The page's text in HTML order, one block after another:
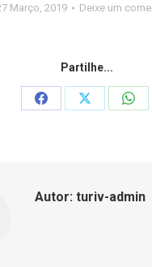
Março, 2019
Deixe um
Partilhe...
Share
Share
Share
Autor: turiv-admin